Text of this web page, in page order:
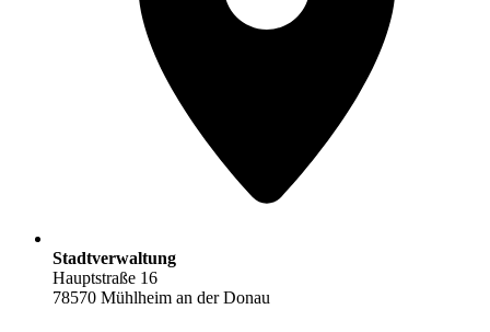
Stadtverwaltung
Hauptstraße 16
78570 Mühlheim an der Donau